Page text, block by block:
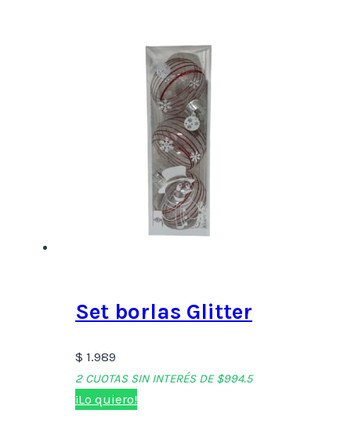
Set borlas Glitter
$ 1.989
2 CUOTAS SIN INTERÉS DE $994.5
¡Lo quiero!